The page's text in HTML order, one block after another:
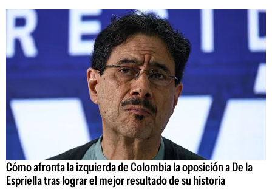
Cómo afronta la izquierda de Colombia la oposición a De la
Espriella tras lograr el mejor resultado de su historia